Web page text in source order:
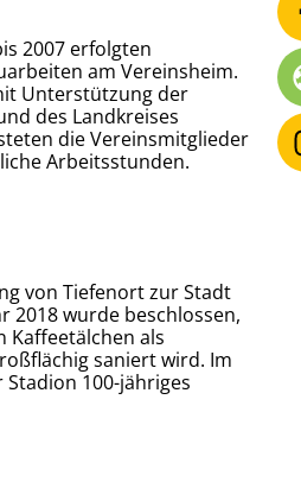
2007 erfolgten
am Vereinsheim.
Unterstützung der
des Landkreises
die Vereinsmitglieder
Arbeitsstunden.
von Tiefenort zur Stadt
2018 wurde beschlossen,
Kaffeetälchen als
saniert wird. Im
Stadion 100-jähriges